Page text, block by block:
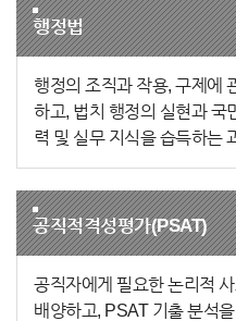
행정법
행정의 조직과 작용, 구제에
하고, 법치 행정의 실현과 국
력 및 실무 지식을 습득하는
공직적격성평가(PSAT)
공직자에게 필요한 논리적
배양하고, PSAT 기출 분석